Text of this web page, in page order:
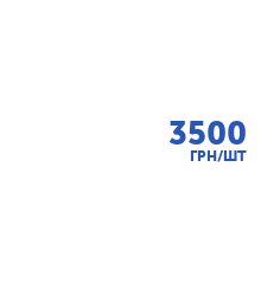
3500
ГРН/ШТ